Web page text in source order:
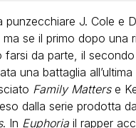
punzecchiare J. Cole e
se il primo dopo una
farsi da parte, il
una battaglia
Family Matterse
dalla serie prodotta
. In Euphoria il rapper